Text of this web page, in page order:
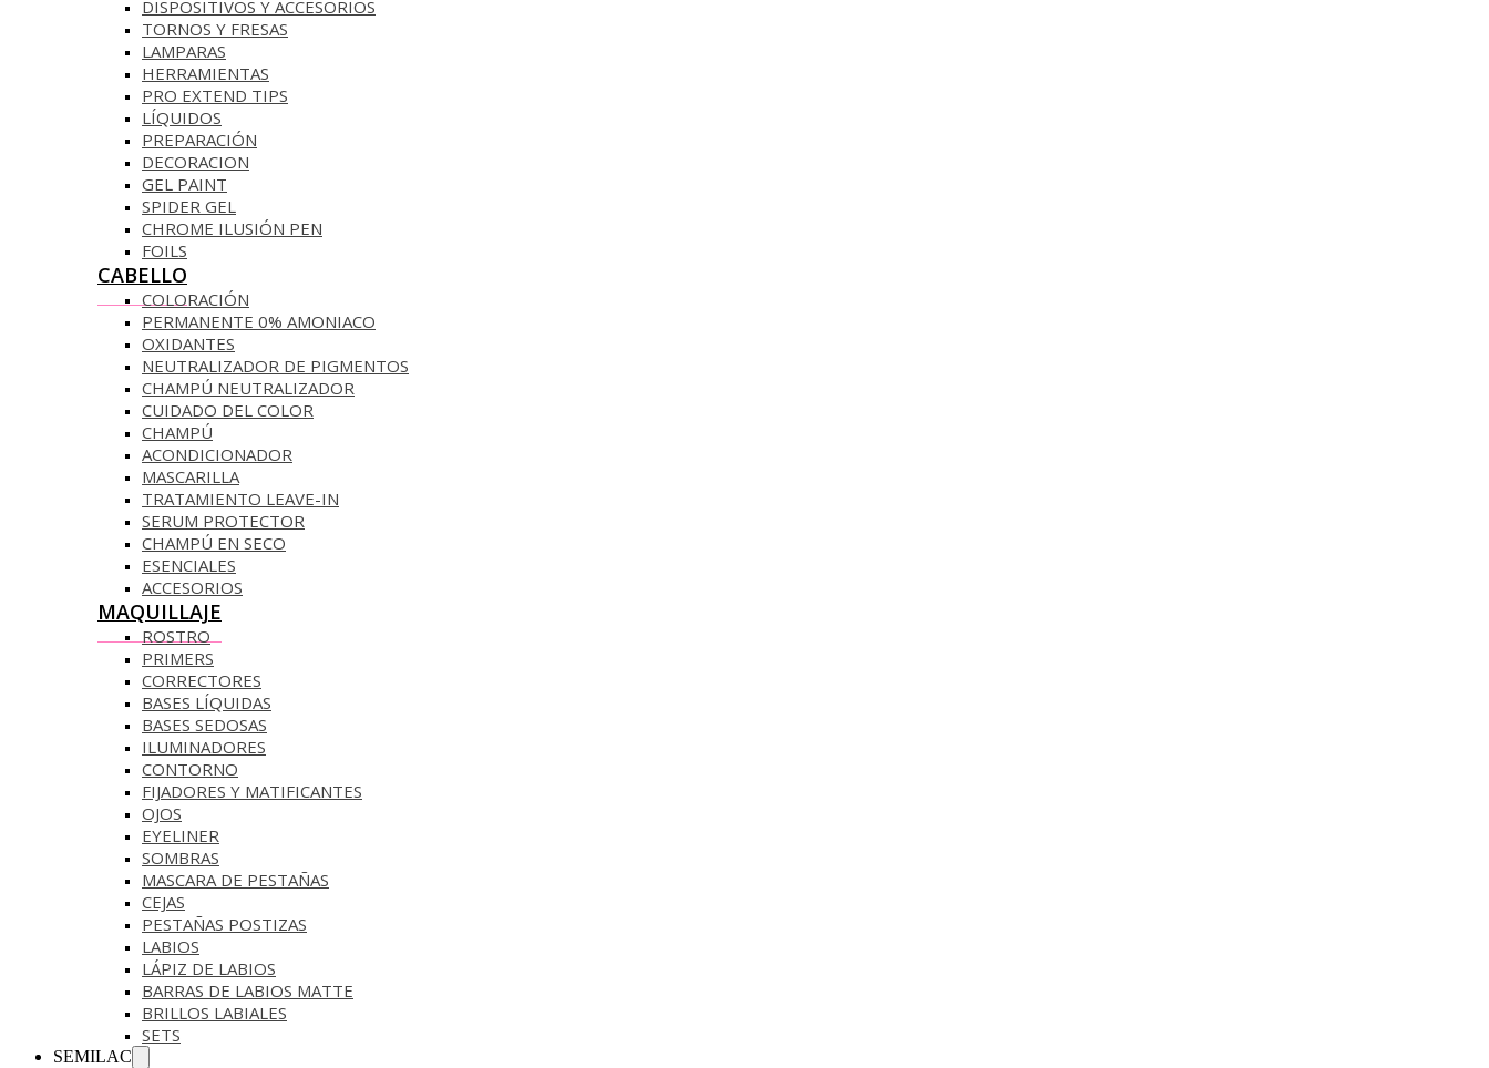
DISPOSITIVOS Y ACCESORIOS
TORNOS Y FRESAS
LAMPARAS
HERRAMIENTAS
PRO EXTEND TIPS
LÍQUIDOS
PREPARACIÓN
DECORACION
GEL PAINT
SPIDER GEL
CHROME ILUSIÓN PEN
FOILS
CABELLO
COLORACIÓN
PERMANENTE 0% AMONIACO
OXIDANTES
NEUTRALIZADOR DE PIGMENTOS
CHAMPÚ NEUTRALIZADOR
CUIDADO DEL COLOR
CHAMPÚ
ACONDICIONADOR
MASCARILLA
TRATAMIENTO LEAVE-IN
SERUM PROTECTOR
CHAMPÚ EN SECO
ESENCIALES
ACCESORIOS
MAQUILLAJE
ROSTRO
PRIMERS
CORRECTORES
BASES LÍQUIDAS
BASES SEDOSAS
ILUMINADORES
CONTORNO
FIJADORES Y MATIFICANTES
OJOS
EYELINER
SOMBRAS
MASCARA DE PESTAÑAS
CEJAS
PESTAÑAS POSTIZAS
LABIOS
LÁPIZ DE LABIOS
BARRAS DE LABIOS MATTE
BRILLOS LABIALES
SETS
SEMILAC